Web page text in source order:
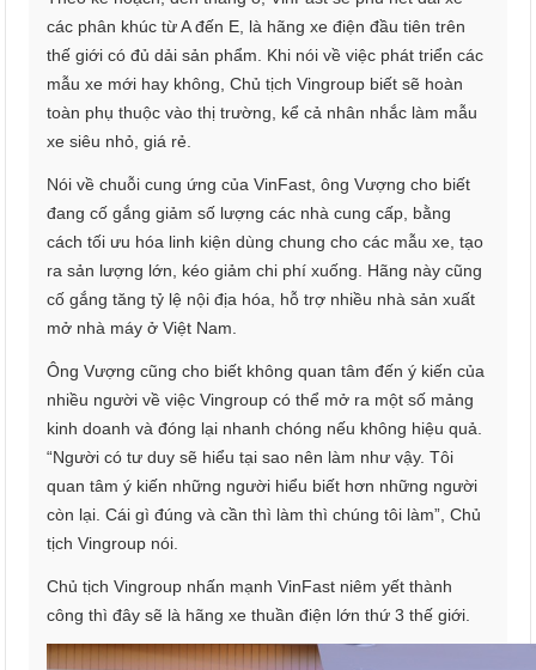
các phân khúc từ A đến E, là hãng xe điện đầu tiên trên
thế giới có đủ dải sản phẩm. Khi nói về việc phát triển các
mẫu xe mới hay không, Chủ tịch Vingroup biết sẽ hoàn
toàn phụ thuộc vào thị trường, kể cả nhân nhắc làm mẫu
xe siêu nhỏ, giá rẻ.
Nói về chuỗi cung ứng của VinFast, ông Vượng cho biết
đang cố gắng giảm số lượng các nhà cung cấp, bằng
cách tối ưu hóa linh kiện dùng chung cho các mẫu xe, tạo
ra sản lượng lớn, kéo giảm chi phí xuống. Hãng này cũng
cố gắng tăng tỷ lệ nội địa hóa, hỗ trợ nhiều nhà sản xuất
mở nhà máy ở Việt Nam.
Ông Vượng cũng cho biết không quan tâm đến ý kiến của
nhiều người về việc Vingroup có thể mở ra một số mảng
kinh doanh và đóng lại nhanh chóng nếu không hiệu quả.
“Người có tư duy sẽ hiểu tại sao nên làm như vậy. Tôi
quan tâm ý kiến những người hiểu biết hơn những người
còn lại. Cái gì đúng và cần thì làm thì chúng tôi làm”, Chủ
tịch Vingroup nói.
Chủ tịch Vingroup nhấn mạnh VinFast niêm yết thành
công thì đây sẽ là hãng xe thuần điện lớn thứ 3 thế giới.